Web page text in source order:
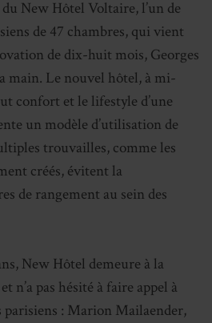
New Hôtel Voltaire, l’un de
de 47 chambres, qui vient
de dix-huit mois, Georges
main. Le nouvel hôtel, à mi-
confort et le lifestyle d’une
un modèle d’utilisation de
trouvailles, comme les
créés, évitent la
de rangement au sein des
New Hôtel demeure à la
n’a pas hésité à faire appel à
parisiens : Marion Mailaender,